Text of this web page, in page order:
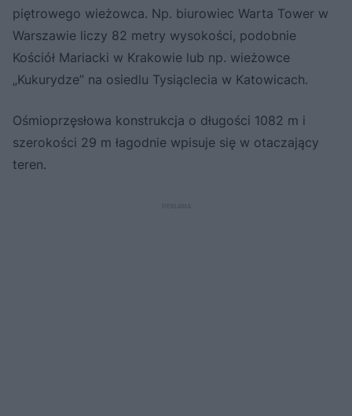
piętrowego wieżowca. Np. biurowiec Warta Tower w
Warszawie liczy 82 metry wysokości, podobnie
Kościół Mariacki w Krakowie lub np. wieżowce
„Kukurydze” na osiedlu Tysiąclecia w Katowicach.
Ośmioprzęsłowa konstrukcja o długości 1082 m i
szerokości 29 m łagodnie wpisuje się w otaczający
teren.